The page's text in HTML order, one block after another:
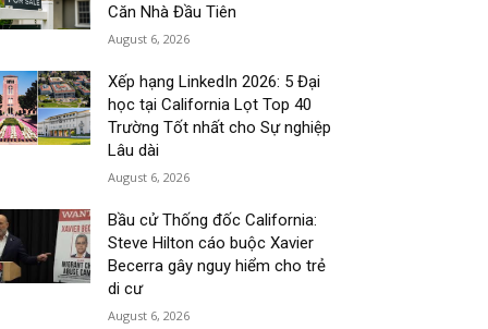
Căn Nhà Đầu Tiên
August 6, 2026
Xếp hạng LinkedIn 2026: 5 Đại
học tại California Lọt Top 40
Trường Tốt nhất cho Sự nghiệp
Lâu dài
August 6, 2026
Bầu cử Thống đốc California:
Steve Hilton cáo buộc Xavier
Becerra gây nguy hiểm cho trẻ
di cư
August 6, 2026